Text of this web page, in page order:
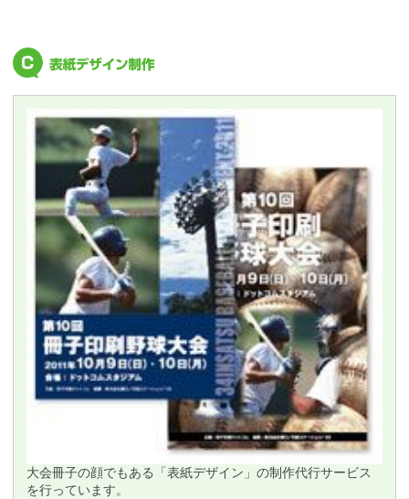
大会冊子の顔でもある「表紙デザイン」の制作代行サービス
を行っています。